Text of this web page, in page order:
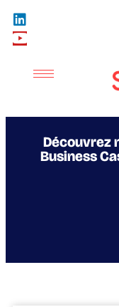
Découvrez
Business